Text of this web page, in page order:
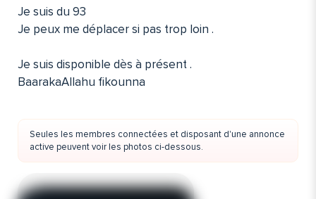
Je suis du 93
Je peux me déplacer si pas trop loin .
Je suis disponible dès à présent .
BaarakaAllahu fikounna
Seules les membres connectées et disposant d'une annonce
active peuvent voir les photos ci-dessous.